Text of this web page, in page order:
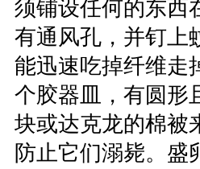
须铺设任何的东西
有通风孔，并钉上
能迅速吃掉纤维走
个胶器皿，有圆形
块或达克龙的棉被
防止它们溺毙。盛